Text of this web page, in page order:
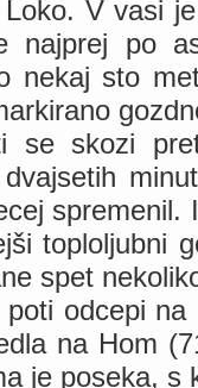
V vasi
najprej po
nekaj sto
se skozi
spremenil.
toploljubni
spet
odcepi
na Hom
je poseka, s